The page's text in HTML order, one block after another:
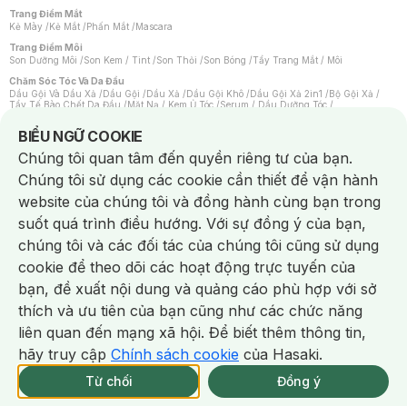
Giao Nhanh Miễn Phí 2H.
tại 337 Chi Nhánh (Trễ tặng 100K)
Trang Điểm Mắt
Kẻ Mày /Kẻ Mắt /Phấn Mắt /Mascara
Trang Điểm Môi
Son Dưỡng Môi /Son Kem / Tint /Son Thỏi /Son Bóng /Tẩy Trang Mắt / Môi
Chăm Sóc Tóc Và Da Đầu
Dầu Gội Và Dầu Xả /Dầu Gội /Dầu Xả /Dầu Gội Khô /Dầu Gội Xả 2in1 /Bộ Gội Xả /
Tẩy Tế Bào Chết Da Đầu /Mặt Nạ / Kem Ủ Tóc /Serum / Dầu Dưỡng Tóc /
Máy Sấy Tóc
Lược
Kem Tẩy Lông/Dụng Cụ Tẩy Lông
Nước Hoa
Nước Hoa Nam Nước Hoa Cao Cấp Xịt Thơm Toàn Thân
Nước Hoa Vùng Kín
Chăm Sóc Cá Nhân
Chống Muỗi
Khẩu Trang Máy Massage Mặt Nạ Xông Hơi/Nước Rửa Tay
Sản Phẩm Chăm Sóc Khác/ Bàn Chải Đánh Răng /Bàn Chải Điện/
Hỗ Trợ Trắng Răng / Kem Đánh Răng Máy Tăm Nước Nước Súc Miệng
Tăm / Chỉ Nha Khoa /Xịt Thơm Miệng / Dung Dịch Vệ Sinh/Dưỡng Vùng Kín/
Khăn Ướt Vệ Sinh Vùng Kín
/Băng Vệ Sinh Tampon Bọt Cạo Râu Dao Cạo Râu/
Máy Cạo Râu
Vấn Đề Về Da
Da Dầu / Lỗ Chân Lông To
Da Khô / Mất Nước /Da Lão Hóa / Da Mụn/
Da Nhạy Cảm / Kích Ứng/Da Xỉn Màu/Thâm / Nám / Tàn Nhang/
Quầng Thâm & Bọng Mắt/ Sẹo
Viêm Da Cơ Địa
Dụng Cụ / Phụ Kiện Chăm Sóc Da
/Khăn Lau Mặt Khô Dụng Cụ / Máy Rửa Mặt/Máy Chăm Sóc Da
Dụng Cụ Chăm Sóc Khác
BIỂU NGỮ COOKIE
Notice about cookies usage
Chúng tôi quan tâm đến quyền riêng tư của bạn.
Chúng tôi sử dụng các cookie cần thiết để vận hành
website của chúng tôi và đồng hành cùng bạn trong
suốt quá trình điều hướng. Với sự đồng ý của bạn,
chúng tôi và các đối tác của chúng tôi cũng sử dụng
cookie để theo dõi các hoạt động trực tuyến của
bạn, đề xuất nội dung và quảng cáo phù hợp với sở
thích và ưu tiên của bạn cũng như các chức năng
liên quan đến mạng xã hội. Để biết thêm thông tin,
hãy truy cập Chính sách cookie của Hasaki.
Từ chối Đồng ý